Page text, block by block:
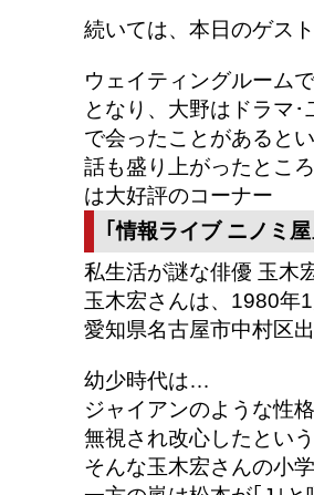
続いては、本日のゲス
ウェイティングルーム
となり、大野はドラマ
で会ったことがあるとい
話も盛り上がったとこ
は大好評のコーナー
｢情報ライブ ニノミ屋
私生活が謎な俳優 玉木
玉木宏さんは、1980年
愛知県名古屋市中村区出
幼少時代は…
ジャイアンのような性
無視され改心したという
そんな玉木宏さんの小